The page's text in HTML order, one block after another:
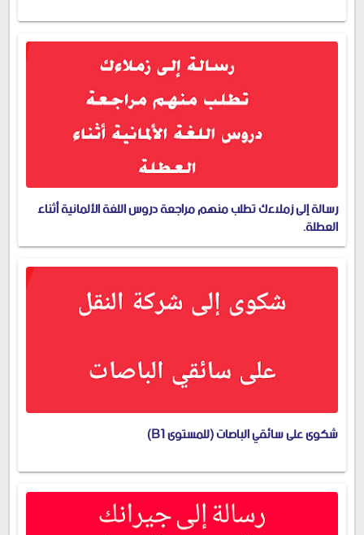
رسالة إلى زملاءك تطلب منهم مراجعة دروس اللغة الألمانية أثناء
العطلة.
شكوى على سائقي الباصات (للمستوى B1)